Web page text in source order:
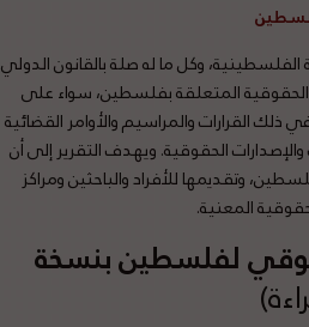
وكل ما له صلة بالقانون الدولي
المتعلقة بفلسطين، سواء على
ذلك القرارات والمراسيم والأوامر القضائية
الحقوقية. ويهدف التقرير إلى أن
وتقديمها للأفراد والباحثين ومراكز
المعنية.
لفلسطين بنسخة